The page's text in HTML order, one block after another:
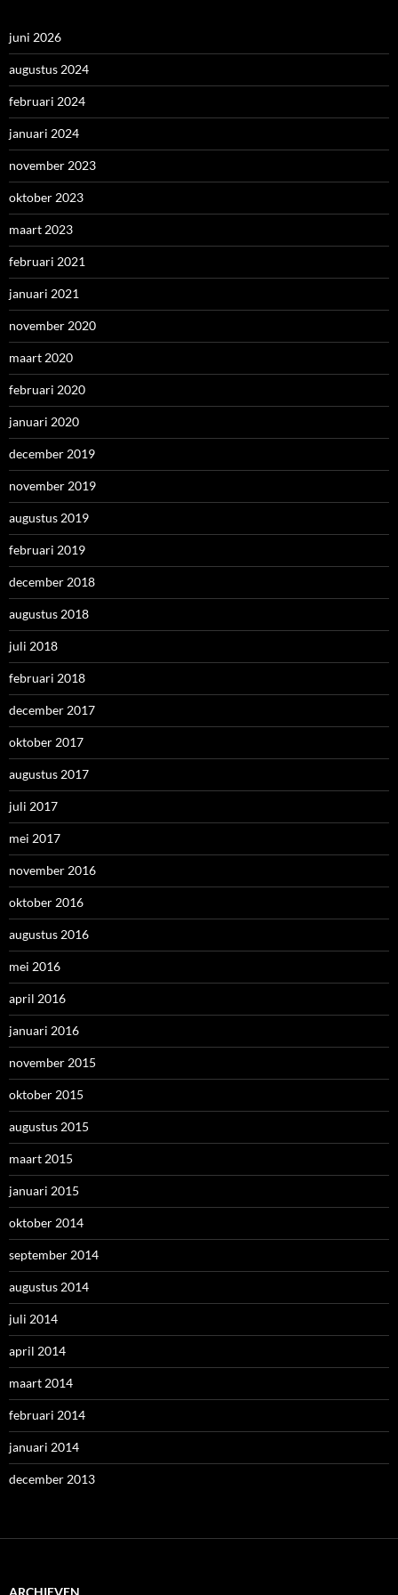
juni 2026
augustus 2024
februari 2024
januari 2024
november 2023
oktober 2023
maart 2023
februari 2021
januari 2021
november 2020
maart 2020
februari 2020
januari 2020
december 2019
november 2019
augustus 2019
februari 2019
december 2018
augustus 2018
juli 2018
februari 2018
december 2017
oktober 2017
augustus 2017
juli 2017
mei 2017
november 2016
oktober 2016
augustus 2016
mei 2016
april 2016
januari 2016
november 2015
oktober 2015
augustus 2015
maart 2015
januari 2015
oktober 2014
september 2014
augustus 2014
juli 2014
april 2014
maart 2014
februari 2014
januari 2014
december 2013
ARCHIEVEN